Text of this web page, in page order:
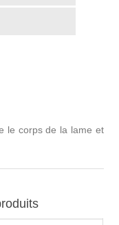
le corps de la lame et